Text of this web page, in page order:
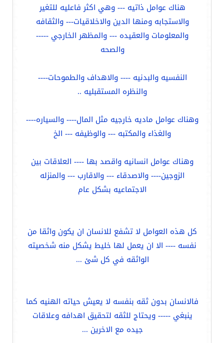
هناك عوامل ذاتيه --- وهي اكثر فاعليه للتغير
والاستجابه ومنها الدين والاخلاقيات--- والثقافه
والمعلومات والعقيده --- والمظهر الخارجي -----
والصحه
النفسيه والبدنيه ---- والاهداف والطموحات----
والنظره المستقبليه ..
وهناك عوامل ماديه خارجيه مثل المال---- والسياره----
والغذاء والمكتبه --- والوظيفه --- الخ
وهناك عوامل انسانيه واقصد بها ---- العلاقات بين
الزوجين---- والاصدقاء --- والاقارب --- والمنزله
الاجتماعيه بشكل عام
كل هذه العوامل لا تشفع للانسان ان يكون واثقا من
نفسه ---- الا ان يعمل لها خليط يشكل منه شخصيته
الواثقه في كل شئ ...
فالانسان بدون ثقه بنفسه لا يعيش حياته الهنيه كما
ينبغي ----- ويحتاج للثقه لتحقيق اهدافه وعلاقات
جيده مع الاخرين ...